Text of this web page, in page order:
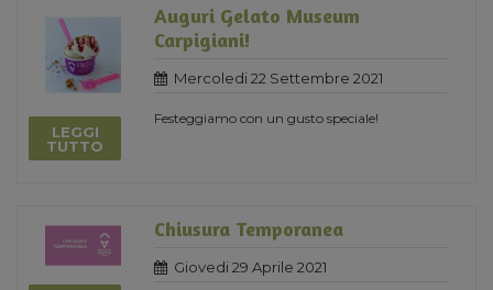
LEGGI
TUTTO
Auguri Gelato Museum
Carpigiani!
Mercoledi 22 Settembre 2021
Festeggiamo con un gusto speciale!
Chiusura Temporanea
Giovedi 29 Aprile 2021